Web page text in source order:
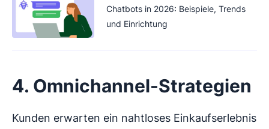
Chatbots in 2026: Beispiele, Trends
und Einrichtung
4. Omnichannel-Strategien
Kunden erwarten ein nahtloses Einkaufserlebnis